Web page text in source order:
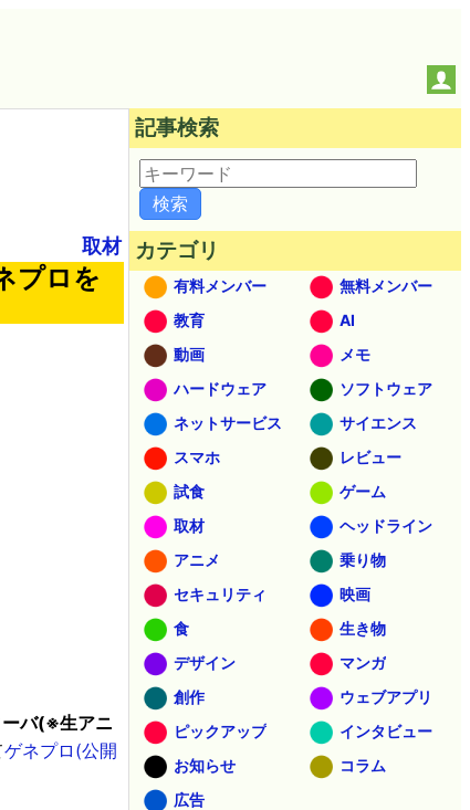
取材
プロを
バ(※生アニ
ゲネプロ(公開
記事検索
カテゴリ
有料メンバー
無料メンバー
教育
AI
動画
メモ
ハードウェア
ソフトウェア
ネットサービス
サイエンス
スマホ
レビュー
試食
ゲーム
取材
ヘッドライン
アニメ
乗り物
セキュリティ
映画
食
生き物
デザイン
マンガ
創作
ウェブアプリ
ピックアップ
インタビュー
お知らせ
コラム
広告